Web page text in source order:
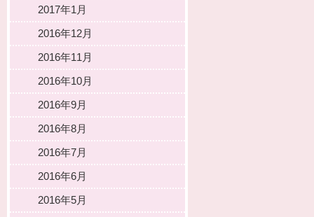
2017年1月
2016年12月
2016年11月
2016年10月
2016年9月
2016年8月
2016年7月
2016年6月
2016年5月